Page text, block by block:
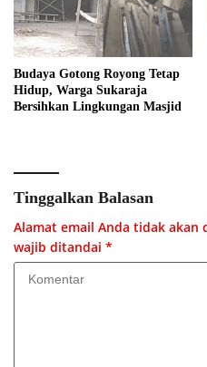
Budaya Gotong Royong Tetap
Hidup, Warga Sukaraja
Bersihkan Lingkungan Masjid
Tinggalkan Balasan
Alamat email Anda tidak akan
wajib ditandai *